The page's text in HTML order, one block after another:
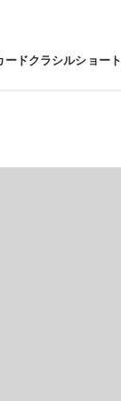
ードクラシルショート